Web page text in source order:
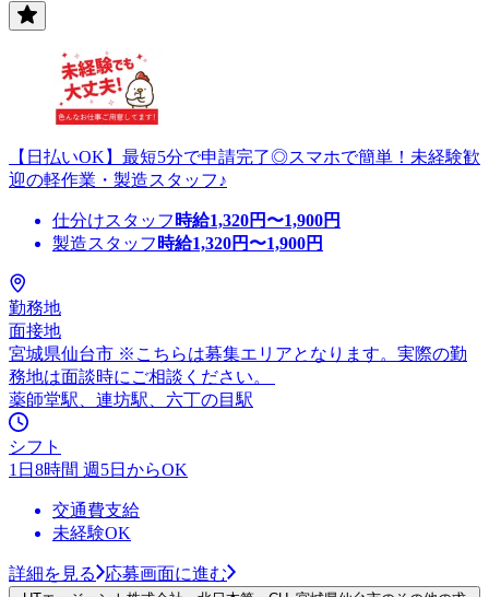
【日払いOK】最短5分で申請完了◎スマホで簡単！未経験歓
迎の軽作業・製造スタッフ♪
仕分けスタッフ 時給1,320円〜1,900円
製造スタッフ 時給1,320円〜1,900円
勤務地
面接地
宮城県仙台市 ※こちらは募集エリアとなります。実際の勤
務地は面談時にご相談ください。
薬師堂駅、連坊駅、六丁の目駅
シフト
1日8時間 週5日からOK
交通費支給
未経験OK
詳細を見る 応募画面に進む